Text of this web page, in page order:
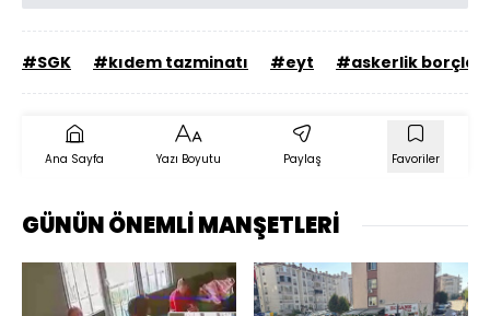
#SGK #kıdem tazminatı #eyt #askerlik
Ana Sayfa Yazı Boyutu Paylaş Favoriler
GÜNÜN ÖNEMLİ MANŞETLERİ